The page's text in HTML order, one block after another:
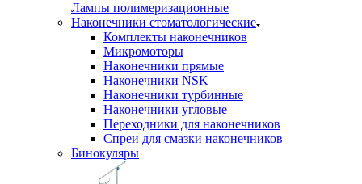
Лампы полимеризационные
Наконечники стоматологические
Комплекты наконечников
Микромоторы
Наконечники прямые
Наконечники NSK
Наконечники турбинные
Наконечники угловые
Переходники для наконечников
Спреи для смазки наконечников
Бинокуляры